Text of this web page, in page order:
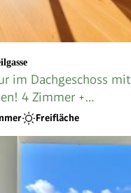
im Dachgeschoss mit
4 Zimmer +
+ Viel Grün und
Freifläche